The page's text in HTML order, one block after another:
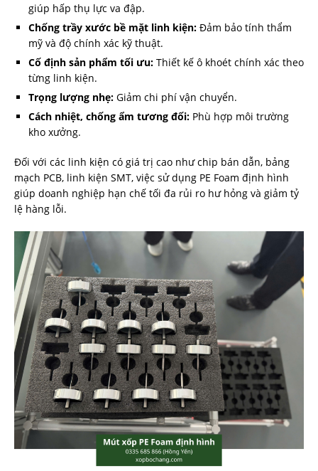
giúp hấp thụ lực va đập.
Chống trầy xước bề mặt linh kiện: Đảm bảo tính thẩm
mỹ và độ chính xác kỹ thuật.
Cố định sản phẩm tối ưu: Thiết kế ô khoét chính xác theo
từng linh kiện.
Trọng lượng nhẹ: Giảm chi phí vận chuyển.
Cách nhiệt, chống ẩm tương đối: Phù hợp môi trường
kho xưởng.
Đối với các linh kiện có giá trị cao như chip bán dẫn, bảng
mạch PCB, linh kiện SMT, việc sử dụng PE Foam định hình
giúp doanh nghiệp hạn chế tối đa rủi ro hư hỏng và giảm tỷ
lệ hàng lỗi.